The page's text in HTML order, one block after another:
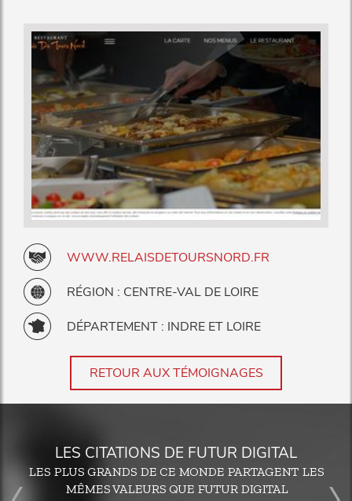
WWW.RELAISDETOURSNORD.FR
RÉGION : CENTRE-VAL DE LOIRE
DÉPARTEMENT : INDRE ET LOIRE
RETOUR AUX TÉMOIGNAGES
LES CITATIONS DE FUTUR DIGITAL
LES PLUS GRANDS DE CE MONDE PARTAGENT LES
MÊMES VALEURS QUE FUTUR DIGITAL